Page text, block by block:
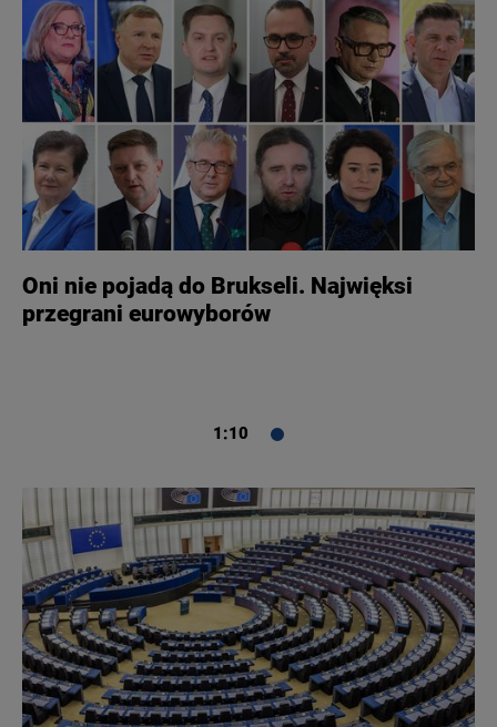
Oni nie pojadą do Brukseli. Najwięksi
przegrani eurowyborów
1:10
umowy licencyjnej. Na podstawie art. 25 ust. 1 pkt. 1 b) ustawy o prawie autorskim i prawach
pokrewnych TVN S.A. / TVN Media Sp. z o.o. wyraźnie zastrzega, że dalsze
rozpowszechnianie artykułów zamieszczonych w programach oraz na stronach
internetowych TVN S.A. / TVN Media Sp. z o.o. jest zabronione.